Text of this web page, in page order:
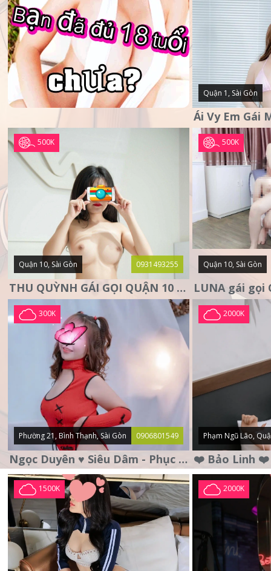
Quận 1, Sài Gòn
500K
Quận 10, Sài Gòn 0931493255
THU QUỲNH GÁI GỌI QUẬN 10 – MẶT XINH DA TRẮNG – SANG
500K
Quận 10, Sài Gòn
300K
Phường 21, Bình Thạnh, Sài Gòn 0906801549
Ngọc Duyên ♥️ Siêu Dâm - Phục Vụ Tận Tình - Chu Đáo
2000K
Phạm Ngũ Lão,
1500K 2000K